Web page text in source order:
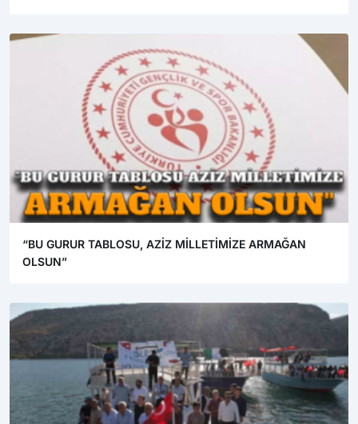
“BU GURUR TABLOSU, AZİZ MİLLETİMİZE ARMAĞAN
OLSUN”